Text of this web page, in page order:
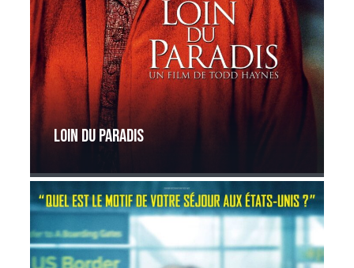
Loin du paradis